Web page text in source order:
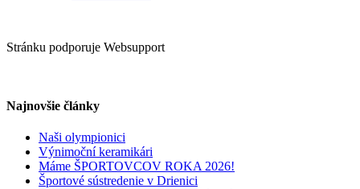
Stránku podporuje Websupport
Najnovšie články
Naši olympionici
Výnimoční keramikári
Máme ŠPORTOVCOV ROKA 2026!
Športové sústredenie v Drienici